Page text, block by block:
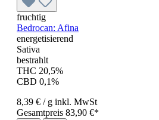
fruchtig
Bedrocan: Afina
energetisierend
Sativa
bestrahlt
THC 20,5%
CBD 0,1%
8,39 € / g inkl. MwSt
Gesamtpreis 83,90 €*